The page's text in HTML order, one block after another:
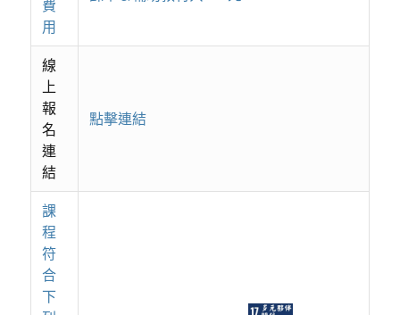
費
用
線
上
報
名
連
結
點擊連結
課
程
符
合
下